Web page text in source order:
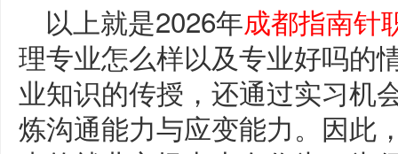
以上就是2026年成都指南针
理专业怎么样以及专业好吗的
业知识的传授，还通过实习机
炼沟通能力与应变能力。因此